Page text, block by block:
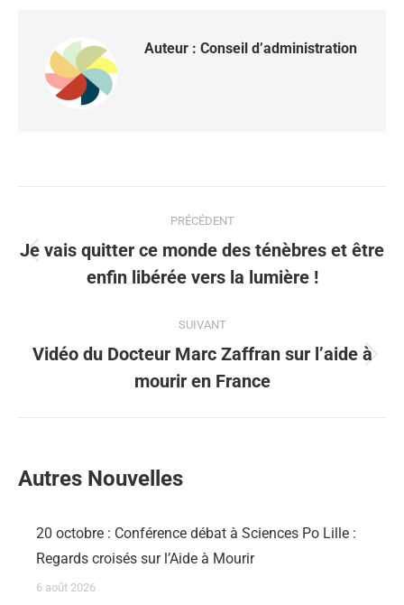
Auteur : Conseil d’administration
PRÉCÉDENT
Je vais quitter ce monde des ténèbres et être
enfin libérée vers la lumière !
SUIVANT
Vidéo du Docteur Marc Zaffran sur l’aide à
mourir en France
Autres Nouvelles
20 octobre : Conférence débat à Sciences Po Lille :
Regards croisés sur l’Aide à Mourir
6 août 2026